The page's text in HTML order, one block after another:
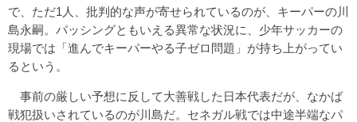
で、ただ1人、批判的な声が寄せられているのが、キーパーの川
島永嗣。バッシングともいえる異常な状況に、少年サッカーの
現場では「進んでキーパーやる子ゼロ問題」が持ち上がってい
るという。
事前の厳しい予想に反して大善戦した日本代表だが、なかば
戦犯扱いされているのが川島だ。セネガル戦では中途半端なパ